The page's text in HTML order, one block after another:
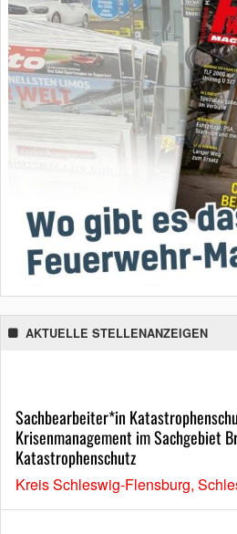
AKTUELLE STELLENANZEIGEN
Sachbearbeiter*in
Krisenmanagement im Sachgebiet
Katastrophenschutz
Kreis Schleswig-Flensburg,